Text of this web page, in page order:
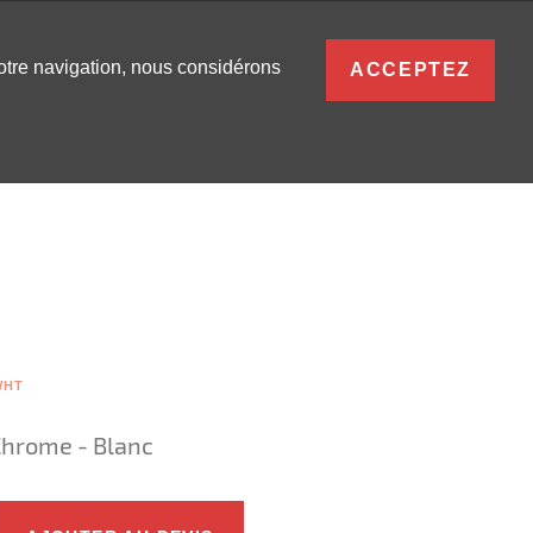
- Blanc
navigation, nous considérons
ACCEPTEZ